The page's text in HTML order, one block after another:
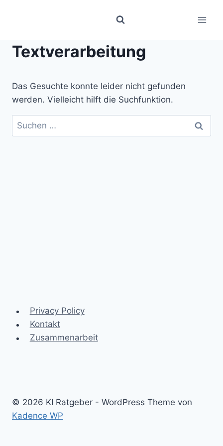
Textverarbeitung
Das Gesuchte konnte leider nicht gefunden
werden. Vielleicht hilft die Suchfunktion.
Suchen
nach:
Privacy Policy
Kontakt
Zusammenarbeit
© 2026 KI Ratgeber - WordPress Theme von
Kadence WP